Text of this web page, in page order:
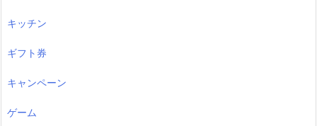
キッチン
ギフト券
キャンペーン
ゲーム